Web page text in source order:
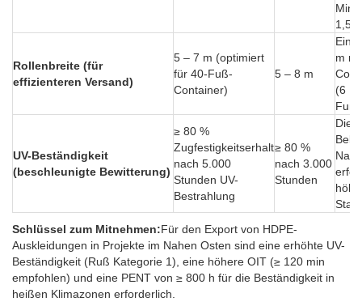
1,5
Rollenbreite (für
effizienteren Versand)
5 – 7 m (optimiert
für 40-Fuß-
Container)
5 – 8 m
Eine
m
(6
UV-Beständigkeit
(beschleunigte Bewitterung)
≥ 80 %
Zugfestigkeitserhalt
nach 5.000
Stunden UV-
Bestrahlung
≥ 80 %
nach 3.000
Stunden
Die
Schlüssel zum Mitnehmen:Für den Export von HDPE-
Auskleidungen in Projekte im Nahen Osten sind eine erhöhte UV-
Beständigkeit (Ruß Kategorie 1), eine höhere OIT (≥ 120 min
empfohlen) und eine PENT von ≥ 800 h für die Beständigkeit in
heißen Klimazonen erforderlich.